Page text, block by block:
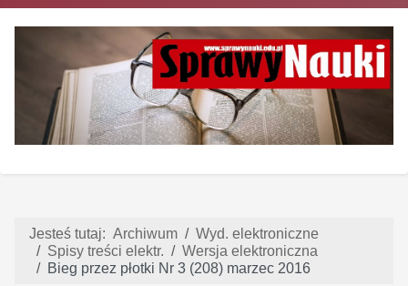
Jesteś tutaj: Archiwum
Wyd. elektroniczne
Spisy treści elektr.
Wersja elektroniczna
Bieg przez płotki Nr 3 (208) marzec 2016